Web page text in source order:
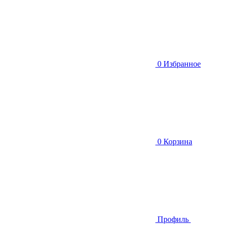
0 Избранное
0 Корзина
Профиль